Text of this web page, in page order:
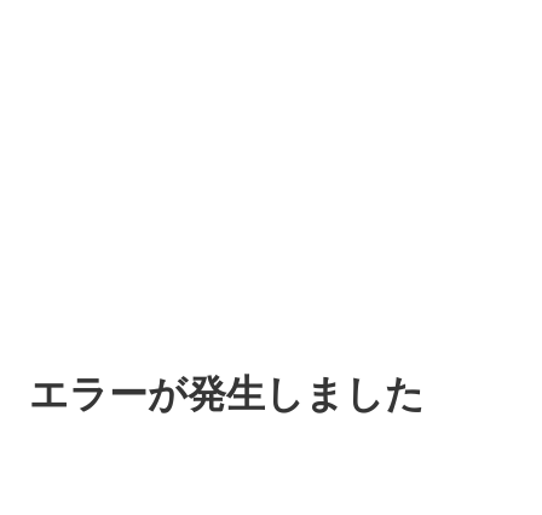
エラーが発生しました